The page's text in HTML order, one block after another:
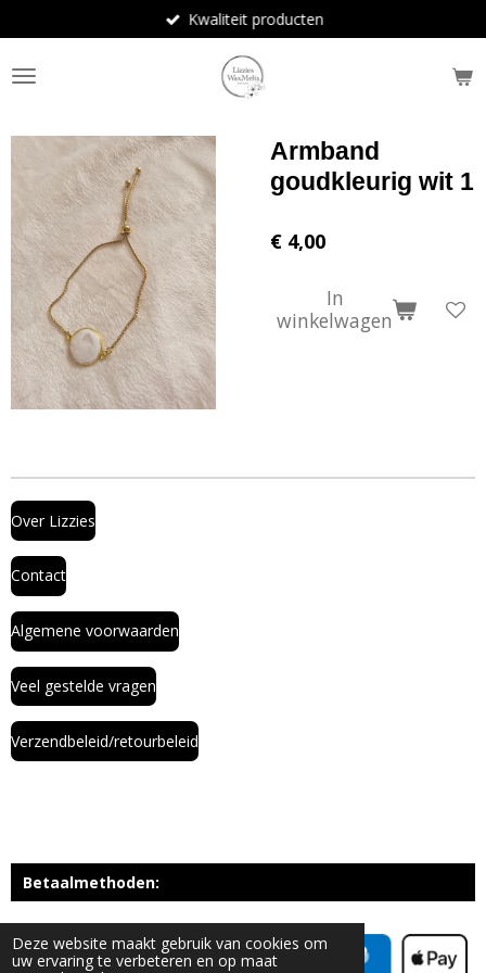
Deze website maakt gebruik van cookies om
uw ervaring te verbeteren en op maat
direct
naar
de
Kwaliteit producten
Armband
goudkleurig wit 1
€ 4,00
In
winkelwagen
Over Lizzies
Contact
Algemene voorwaarden
Veel gestelde vragen
Verzendbeleid/retourbeleid
Betaalmethoden: